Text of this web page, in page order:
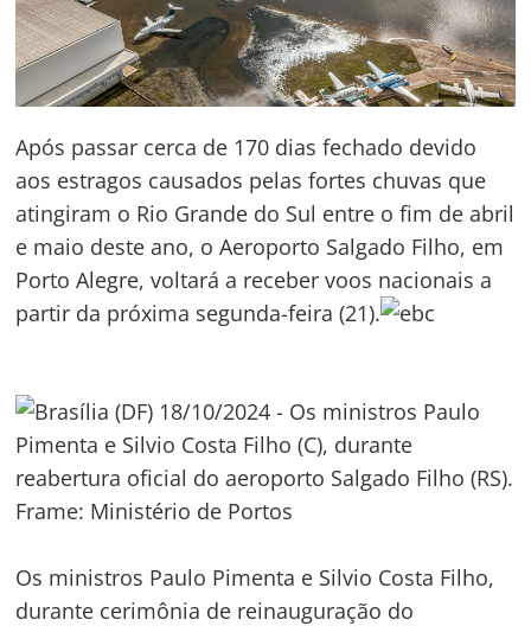
Após passar cerca de 170 dias fechado devido
aos estragos causados pelas fortes chuvas que
atingiram o Rio Grande do Sul entre o fim de abril
e maio deste ano, o Aeroporto Salgado Filho, em
Porto Alegre, voltará a receber voos nacionais a
partir da próxima segunda-feira (21).
Os ministros Paulo Pimenta e Silvio Costa Filho,
durante cerimônia de reinauguração do